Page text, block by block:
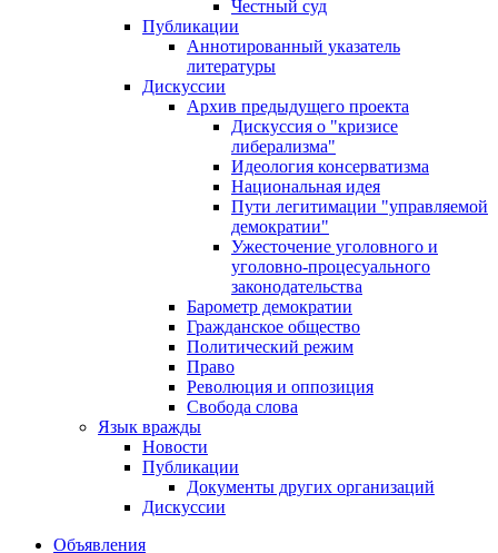
Честный суд
Публикации
Аннотированный указатель
литературы
Дискуссии
Архив предыдущего проекта
Дискуссия о "кризисе
либерализма"
Идеология консерватизма
Национальная идея
Пути легитимации "управляемой
демократии"
Ужесточение уголовного и
уголовно-процесуального
законодательства
Барометр демократии
Гражданское общество
Политический режим
Право
Революция и оппозиция
Свобода слова
Язык вражды
Новости
Публикации
Документы других организаций
Дискуссии
Объявления